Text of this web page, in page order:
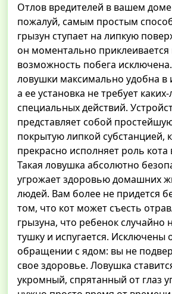
Отлов вредителей в вашем
пожалуй, самым простым
грызун ступает на липкую
он моментально приклеивается
возможность побега
ловушки максимально удобна в
а ее установка не требует
специальных действий.
представляет собой
покрытую липкой субстанцией,
прекрасно исполняет роль
Такая ловушка абсолютно
угрожает здоровью домашних
людей. Вам более не придется
том, что кот может съесть
грызуна, что ребенок случайно
тушку и испугается. Исключены
обращении с ядом: вы не
свое здоровье. Ловушка
укромный, спрятанный от глаз